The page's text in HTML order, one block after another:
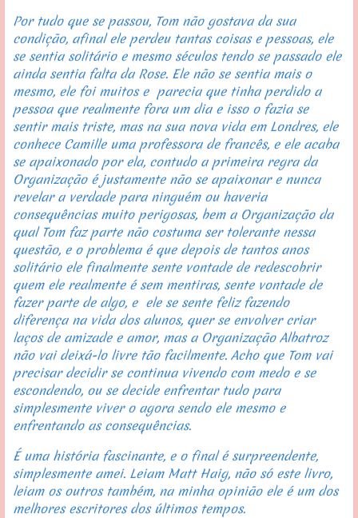
Por tudo que se passou, Tom não gostava da sua
condição, afinal ele perdeu tantas coisas e pessoas, ele
se sentia solitário e mesmo séculos tendo se passado ele
ainda sentia falta da Rose. Ele não se sentia mais o
mesmo, ele foi muitos e  parecia que tinha perdido a
pessoa que realmente fora um dia e isso o fazia se
sentir mais triste, mas na sua nova vida em Londres, ele
conhece Camille uma professora de francês, e ele acaba
se apaixonado por ela, contudo a primeira regra da
Organização é justamente não se apaixonar e nunca
revelar a verdade para ninguém ou haveria
consequências muito perigosas, bem a Organização da
qual Tom faz parte não costuma ser tolerante nessa
questão, e o problema é que depois de tantos anos
solitário ele finalmente sente vontade de redescobrir
quem ele realmente é sem mentiras, sente vontade de
fazer parte de algo, e  ele se sente feliz fazendo
diferença na vida dos alunos, quer se envolver criar
laços de amizade e amor, mas a Organização Albatroz
não vai deixá-lo livre tão facilmente. Acho que Tom vai
precisar decidir se continua vivendo com medo e se
escondendo, ou se decide enfrentar tudo para
simplesmente viver o agora sendo ele mesmo e
enfrentando as consequências.
É uma história fascinante, e o final é surpreendente,
simplesmente amei. Leiam Matt Haig, não só este livro,
leiam os outros também, na minha opinião ele é um dos
melhores escritores dos últimos tempos.